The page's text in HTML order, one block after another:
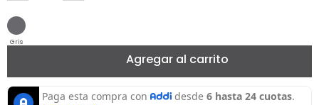
Gris
Agregar al carrito